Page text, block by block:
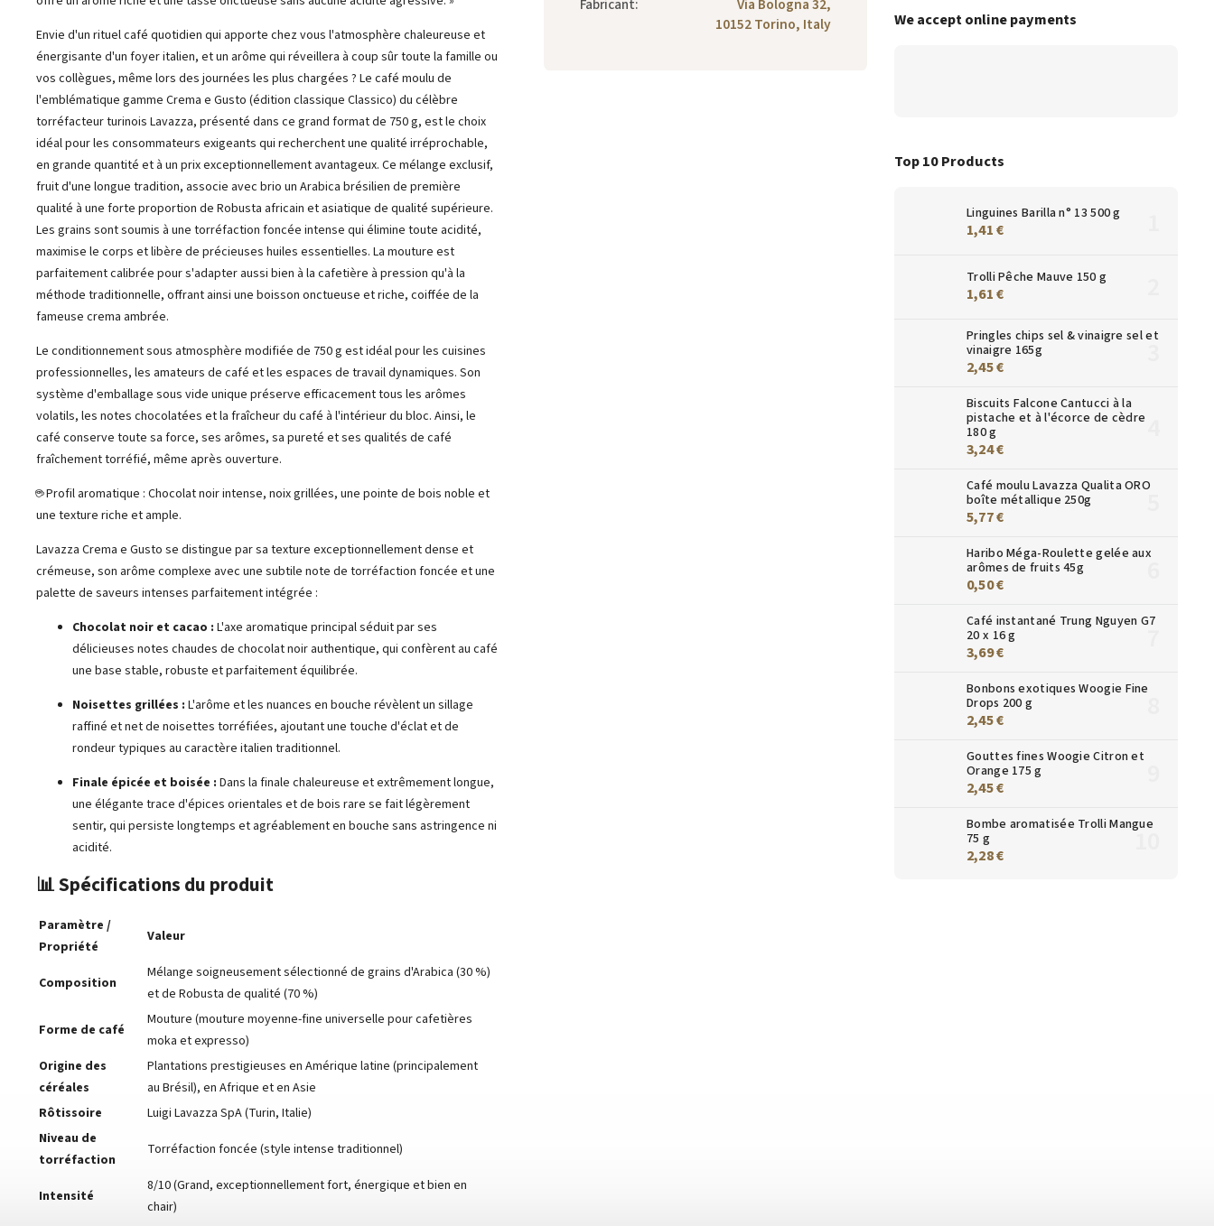
We accept online payments
Top 10 Products
Linguines Barilla n° 13 500 g
1,41 €
Trolli Pêche Mauve 150 g
1,61 €
Pringles chips sel & vinaigre sel et
vinaigre 165g
2,45 €
Biscuits Falcone Cantucci à la
pistache et à l'écorce de cèdre
180 g
3,24 €
Café moulu Lavazza Qualita ORO
boîte métallique 250g
5,77 €
Haribo Méga-Roulette gelée aux
arômes de fruits 45g
0,50 €
Café instantané Trung Nguyen G7
20 x 16 g
3,69 €
Bonbons exotiques Woogie Fine
Drops 200 g
2,45 €
Gouttes fines Woogie Citron et
Orange 175 g
2,45 €
Bombe aromatisée Trolli Mangue
75 g
2,28 €
Envie d'un rituel café quotidien qui apporte chez vous l'atmosphère chaleureuse et
énergisante d'un foyer italien, et un arôme qui réveillera à coup sûr toute la famille ou
vos collègues, même lors des journées les plus chargées ? Le café moulu de
l'emblématique gamme Crema e Gusto (édition classique Classico) du célèbre
torréfacteur turinois Lavazza, présenté dans ce grand format de 750 g, est le choix
idéal pour les consommateurs exigeants qui recherchent une qualité irréprochable,
en grande quantité et à un prix exceptionnellement avantageux. Ce mélange exclusif,
fruit d'une longue tradition, associe avec brio un Arabica brésilien de première
qualité à une forte proportion de Robusta africain et asiatique de qualité supérieure.
Les grains sont soumis à une torréfaction foncée intense qui élimine toute acidité,
maximise le corps et libère de précieuses huiles essentielles. La mouture est
parfaitement calibrée pour s'adapter aussi bien à la cafetière à pression qu'à la
méthode traditionnelle, offrant ainsi une boisson onctueuse et riche, coiffée de la
fameuse crema ambrée.
Le conditionnement sous atmosphère modifiée de 750 g est idéal pour les cuisines
professionnelles, les amateurs de café et les espaces de travail dynamiques. Son
système d'emballage sous vide unique préserve efficacement tous les arômes
volatils, les notes chocolatées et la fraîcheur du café à l'intérieur du bloc. Ainsi, le
café conserve toute sa force, ses arômes, sa pureté et ses qualités de café
fraîchement torréfié, même après ouverture.
☕ Profil aromatique : Chocolat noir intense, noix grillées, une pointe de bois noble et
une texture riche et ample.
Lavazza Crema e Gusto se distingue par sa texture exceptionnellement dense et
crémeuse, son arôme complexe avec une subtile note de torréfaction foncée et une
palette de saveurs intenses parfaitement intégrée :
Chocolat noir et cacao : L'axe aromatique principal séduit par ses
délicieuses notes chaudes de chocolat noir authentique, qui confèrent au café
une base stable, robuste et parfaitement équilibrée.
Noisettes grillées : L'arôme et les nuances en bouche révèlent un sillage
raffiné et net de noisettes torréfiées, ajoutant une touche d'éclat et de
rondeur typiques au caractère italien traditionnel.
Finale épicée et boisée : Dans la finale chaleureuse et extrêmement longue,
une élégante trace d'épices orientales et de bois rare se fait légèrement
sentir, qui persiste longtemps et agréablement en bouche sans astringence ni
acidité.
📊 Spécifications du produit
Paramètre /
Propriété
Valeur
Composition
Mélange soigneusement sélectionné de grains d'Arabica (30 %)
et de Robusta de qualité (70 %)
Forme de café
Mouture (mouture moyenne-fine universelle pour cafetières
moka et expresso)
Origine des
céréales
Plantations prestigieuses en Amérique latine (principalement
au Brésil), en Afrique et en Asie
Rôtissoire
Luigi Lavazza SpA (Turin, Italie)
Niveau de
torréfaction
Torréfaction foncée (style intense traditionnel)
Intensité
8/10 (Grand, exceptionnellement fort, énergique et bien en
chair)
Fabricant:
Via Bologna 32,
10152 Torino, Italy